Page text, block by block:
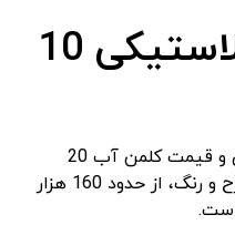
قیمت کلمن پلاستیکی 10
قیمت کلمن پلاستیکی 10 لیتری و قیمت کلمن آب 20
لیتری با توجه به برند، جنس، طرح و رنگ، از حدود 160 هزار